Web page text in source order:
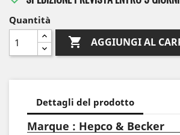
Quantità
 AGGIUNGI AL
Dettagli del prodotto
Marque : Hepco & Becker